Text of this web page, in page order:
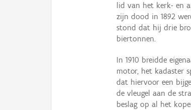
lid van het kerk- en
zijn dood in 1892
stond dat hij drie
biertonnen.
In 1910 breidde
motor, het kadaster
dat hiervoor een
de vleugel aan de
beslag op al het